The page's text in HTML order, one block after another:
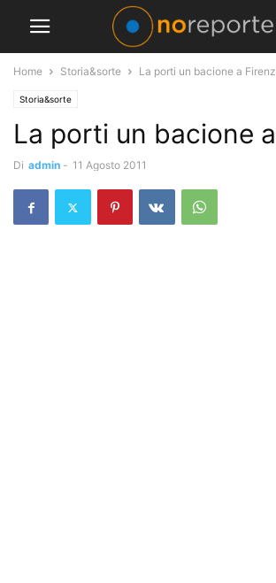
Home Storia&sorte La porti un bacione a
Storia&sorte
La porti un bacione
Di admin - 11 Agosto 2011